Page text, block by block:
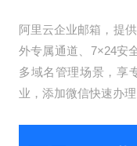
阿里云企业邮箱，提
外专属通道、7×24安
多域名管理场景，享
业，添加微信快速办理